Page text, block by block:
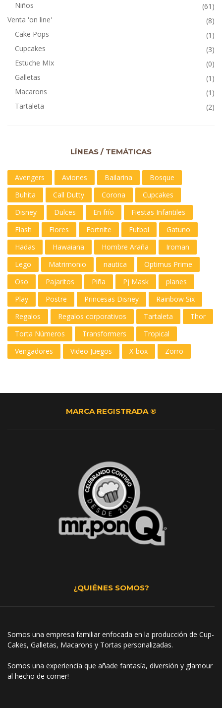
Niños
(61)
Venta 'on line'
(8)
Cake Pops
(1)
Cupcakes
(3)
Estuche MIx
(0)
Galletas
(1)
Macarons
(1)
Tartaleta
(2)
LÍNEAS / TEMÁTICAS
Avengers Aviones Bailarina
Bosque
Buhita
Call Dutty Corona
Cupcakes
Disney
Dulces En frío
Fiestas Infantiles
Flash
Flores Fortnite Futbol
Gatuno
Hadas
Hawaiana Hombre Araña
Iroman
Lego
Matrimonio nautica
Optimus Prime
Oso
Pajaritos Piña Pj Mask
planes
Play
Postre Princesas Disney
Rainbow Six
Regalos
Regalos corporativos Tartaleta
Thor
Torta Números
Transformers
Tropical
Vengadores
Video Juegos X-box Zorro
MARCA REGISTRADA ®
¿QUIÉNES SOMOS?
Somos una empresa familiar enfocada en la producción de Cup-
Cakes, Galletas, Macarons y Tortas personalizadas.
Somos una experiencia que añade fantasía, diversión y glamour
al hecho de comer!